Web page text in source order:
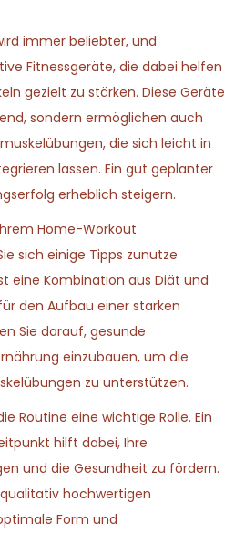
immer beliebter, und
Fitnessgeräte, die dabei helfen
gezielt zu stärken. Diese Geräte
sondern ermöglichen auch
die sich leicht in
lassen. Ein gut geplanter
erheblich steigern.
Home-Workout
sich einige Tipps zunutze
eine Kombination aus Diät und
den Aufbau einer starken
Sie darauf, gesunde
einzubauen, um die
zu unterstützen.
Routine eine wichtige Rolle. Ein
hilft dabei, Ihre
und die Gesundheit zu fördern.
hochwertigen
Form und